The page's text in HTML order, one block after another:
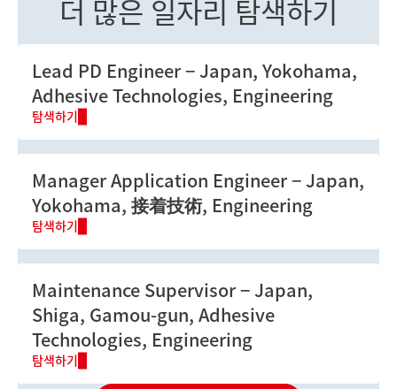
더 많은 일자리 탐색하기
Lead PD Engineer
Japan, Yokohama,
Adhesive Technologies, Engineering
탐색하기
Manager Application Engineer
Japan,
Yokohama, 接着技術, Engineering
탐색하기
Maintenance Supervisor
Japan,
Shiga, Gamou-gun, Adhesive
Technologies, Engineering
탐색하기